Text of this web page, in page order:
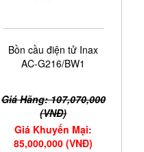
Bồn cầu điện tử Inax
AC-G216/BW1
Giá Hãng: 107,070,000
(VNĐ)
Giá Khuyến Mại:
85,000,000 (VNĐ)